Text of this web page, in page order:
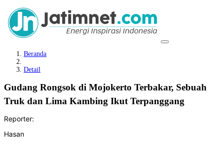
Beranda
Detail
Gudang Rongsok di Mojokerto Terbakar, Sebuah
Truk dan Lima Kambing Ikut Terpanggang
Reporter:
Hasan